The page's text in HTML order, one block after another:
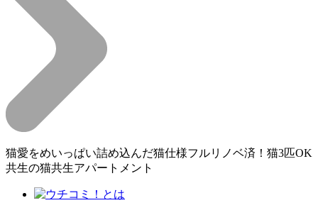
猫愛をめいっぱい詰め込んだ猫仕様フルリノベ済！猫3匹OK
共生の猫共生アパートメント